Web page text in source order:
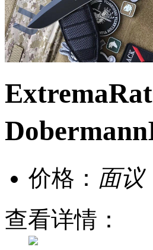
价格： 面议
查看详情：